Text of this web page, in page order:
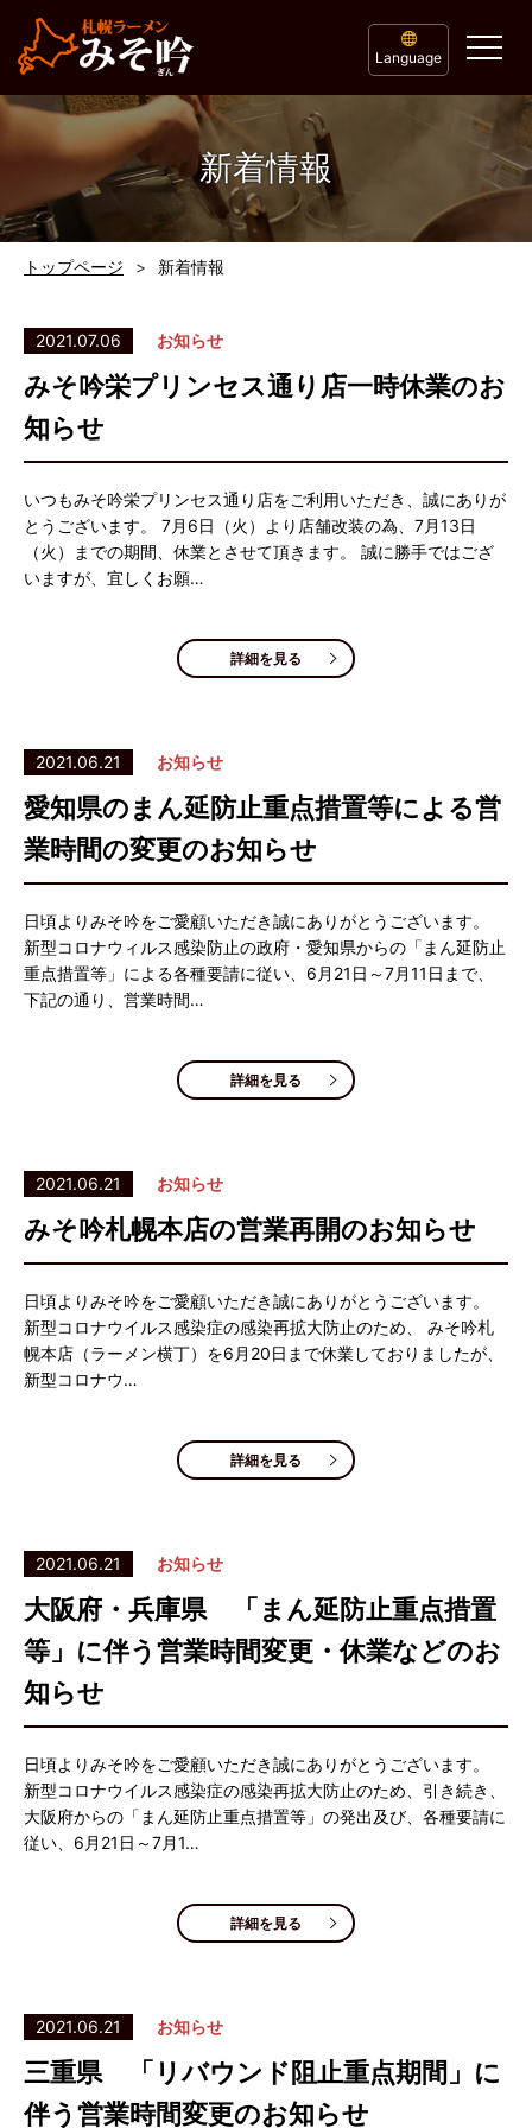
Language
新着情報
トップページ 新着情報
2021.07.06 お知らせ
みそ吟栄プリンセス通り店一時休業のお
知らせ
いつもみそ吟栄プリンセス通り店をご利用いただき、誠にありが
とうございます。 7月6日（火）より店舗改装の為、7月13日
（火）までの期間、休業とさせて頂きます。 誠に勝手ではござ
いますが、宜しくお願…
詳細を見る
2021.06.21 お知らせ
愛知県のまん延防止重点措置等による営
業時間の変更のお知らせ
日頃よりみそ吟をご愛顧いただき誠にありがとうございます。
新型コロナウィルス感染防止の政府・愛知県からの「まん延防止
重点措置等」による各種要請に従い、6月21日～7月11日まで、
下記の通り、営業時間…
詳細を見る
2021.06.21 お知らせ
みそ吟札幌本店の営業再開のお知らせ
日頃よりみそ吟をご愛顧いただき誠にありがとうございます。
新型コロナウイルス感染症の感染再拡大防止のため、 みそ吟札
幌本店（ラーメン横丁）を6月20日まで休業しておりましたが、
新型コロナウ…
詳細を見る
2021.06.21 お知らせ
大阪府・兵庫県 「まん延防止重点措置
等」に伴う営業時間変更・休業などのお
知らせ
日頃よりみそ吟をご愛顧いただき誠にありがとうございます。
新型コロナウイルス感染症の感染再拡大防止のため、引き続き、
大阪府からの「まん延防止重点措置等」の発出及び、各種要請に
従い、6月21日～7月1…
詳細を見る
2021.06.21 お知らせ
三重県 「リバウンド阻止重点期間」に
伴う営業時間変更のお知らせ